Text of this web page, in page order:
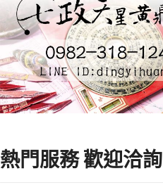
熱門服務 歡迎洽詢